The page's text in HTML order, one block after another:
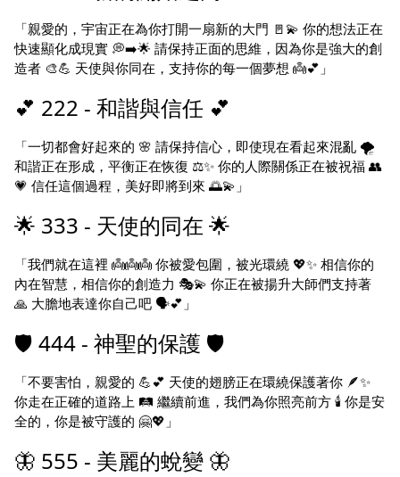
「親愛的，宇宙正在為你打開一扇新的大門 🚪💫 你的想法正在
快速顯化成現實 💭➡️🌟 請保持正面的思維，因為你是強大的創
造者 🎨💪 天使與你同在，支持你的每一個夢想 👼💕」
💕 222 - 和諧與信任 💕
「一切都會好起來的 🌸 請保持信心，即使現在看起來混亂 🌪️
和諧正在形成，平衡正在恢復 ⚖️✨ 你的人際關係正在被祝福 👥
💗 信任這個過程，美好即將到來 🌅💫」
🌟 333 - 天使的同在 🌟
「我們就在這裡 👼👼👼 你被愛包圍，被光環繞 💖✨ 相信你的
內在智慧，相信你的創造力 🎭💫 你正在被揚升大師們支持著
🙏 大膽地表達你自己吧 🗣️💕」
🛡️ 444 - 神聖的保護 🛡️
「不要害怕，親愛的 💪💕 天使的翅膀正在環繞保護著你 🪶✨
你走在正確的道路上 🛤️ 繼續前進，我們為你照亮前方 🕯️ 你是安
全的，你是被守護的 🤗💖」
🦋 555 - 美麗的蛻變 🦋